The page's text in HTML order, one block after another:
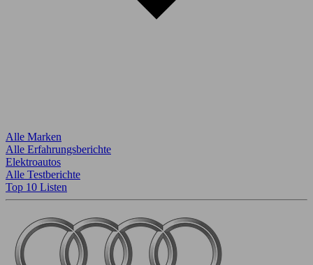
Alle Marken
Alle Erfahrungsberichte
Elektroautos
Alle Testberichte
Top 10 Listen